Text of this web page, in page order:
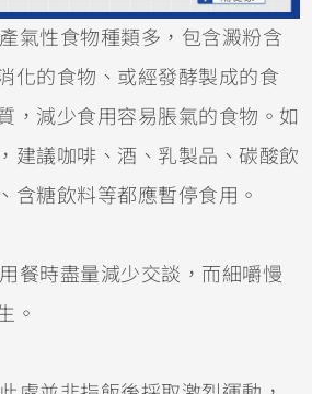
產氣性食物種類多，包含澱粉含
化的食物、或經發酵製成的食
，減少食用容易脹氣的食物。如
建議咖啡、酒、乳製品、碳酸飲
含糖飲料等都應暫停食用。
用餐時盡量減少交談，而細嚼慢
。